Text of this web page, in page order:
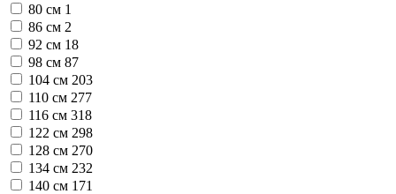
80 см 1
86 см 2
92 см 18
98 см 87
104 см 203
110 см 277
116 см 318
122 см 298
128 см 270
134 см 232
140 см 171